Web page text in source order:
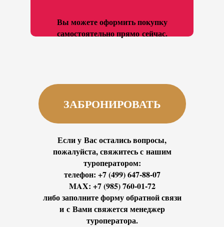
Вы можете оформить покупку
самостоятельно прямо сейчас.
ЗАБРОНИРОВАТЬ
Если у Вас остались вопросы,
пожалуйста, свяжитесь с нашим
туроператором:
телефон: +7 (499) 647-88-07
MAX: +7 (985) 760-01-72
либо заполните форму обратной связи
и с Вами свяжется менеджер
туроператора.